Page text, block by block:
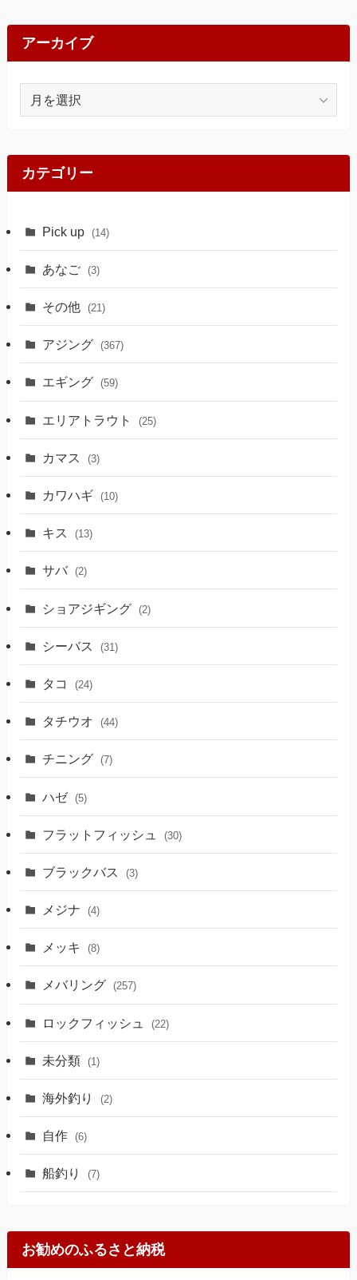
アーカイブ
ブ
カテゴリー
Pick up (14)
あなご (3)
その他 (21)
アジング (367)
エギング (59)
エリアトラウト (25)
カマス (3)
カワハギ (10)
キス (13)
サバ (2)
ショアジギング (2)
シーバス (31)
タコ (24)
タチウオ (44)
チニング (7)
ハゼ (5)
フラットフィッシュ (30)
ブラックバス (3)
メジナ (4)
メッキ (8)
メバリング (257)
ロックフィッシュ (22)
未分類 (1)
海外釣り (2)
自作 (6)
船釣り (7)
お勧めのふるさと納税